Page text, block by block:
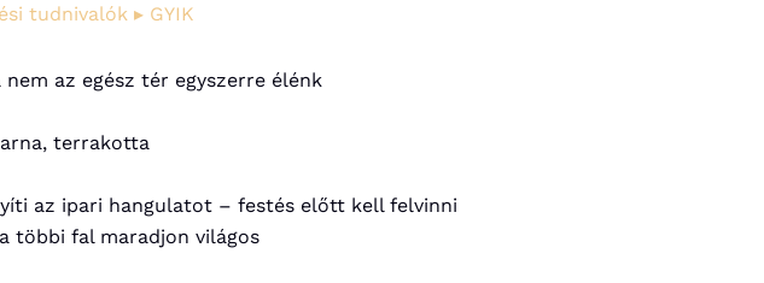
tudnivalók ▸ GYIK
az egész tér egyszerre élénk
terrakotta
az ipari hangulatot – festés előtt kell felvinni
többi fal maradjon világos